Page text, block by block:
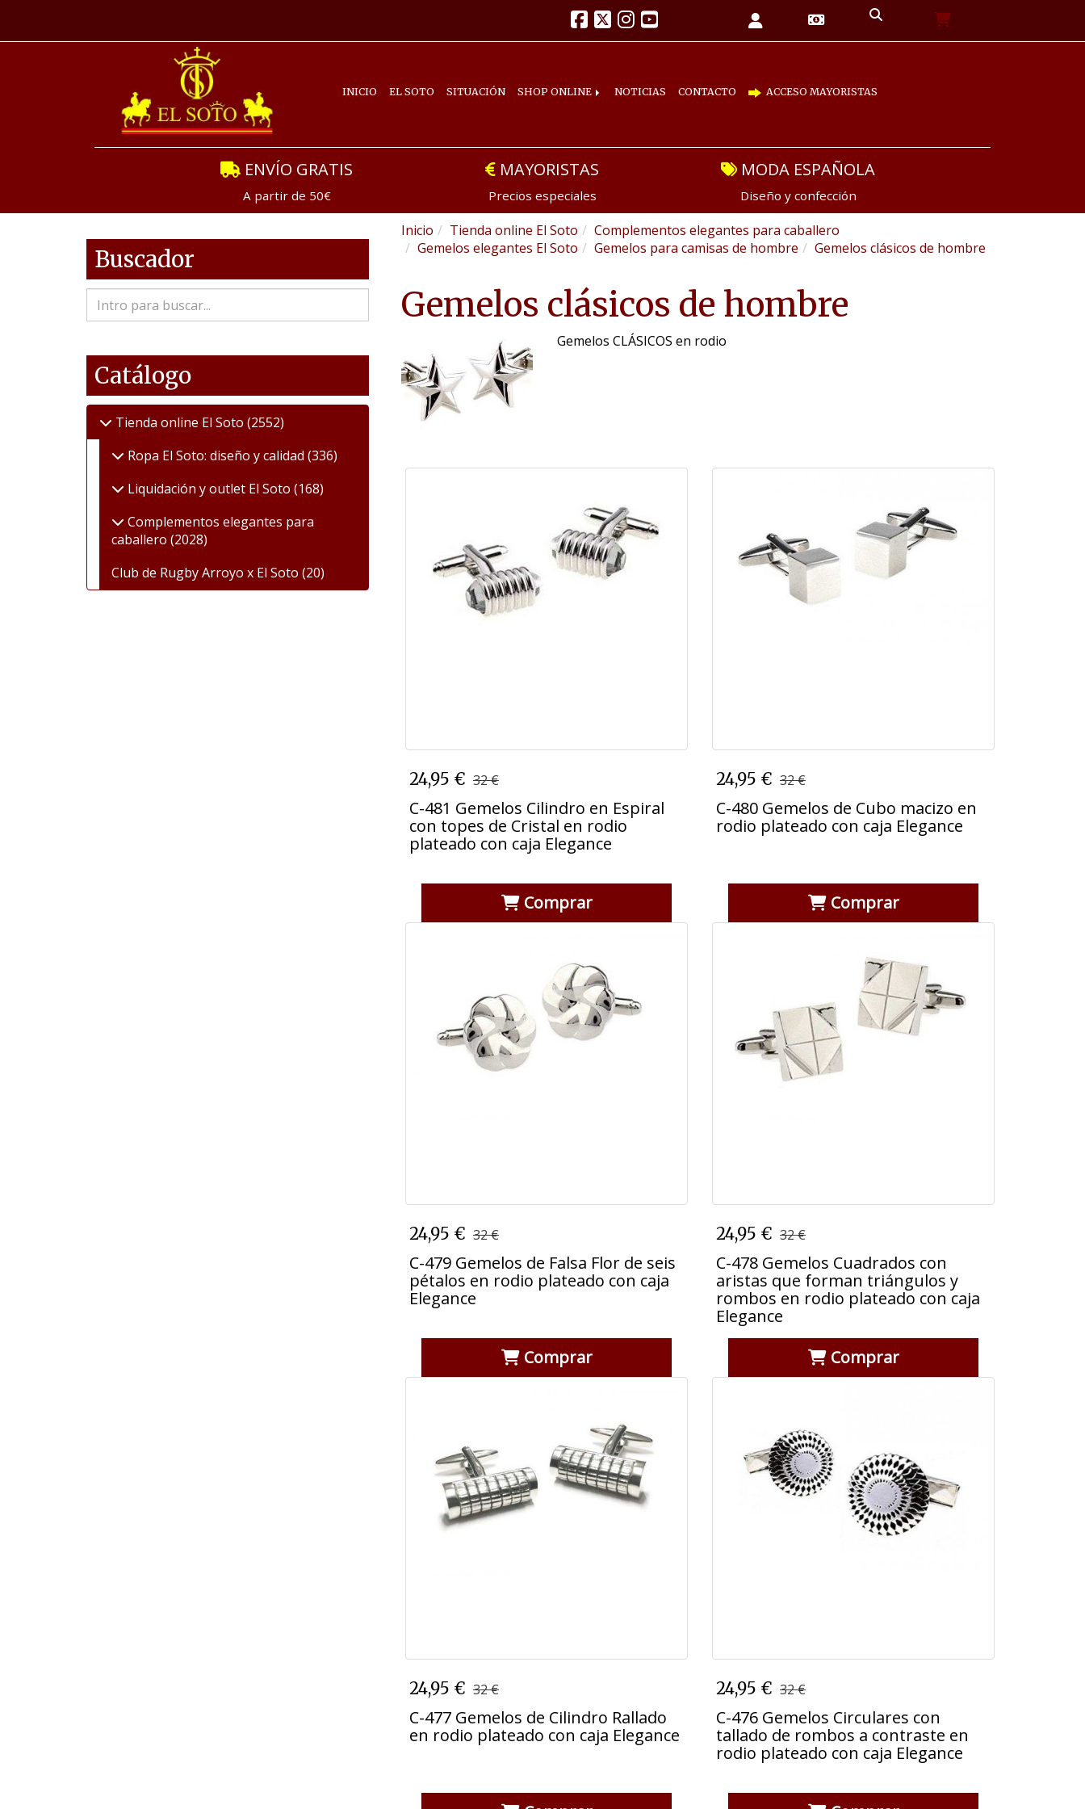
INICIO EL SOTO SITUACIÓN SHOP ONLINE NOTICIAS CONTACTO ACCESO MAYORISTAS
ENVÍO GRATIS
A partir de 50€
MAYORISTAS
Precios especiales
MODA ESPAÑOLA
Diseño y confección
Inicio Tienda online El Soto
Complementos elegantes para caballero
Gemelos elegantes El Soto
Gemelos para camisas de hombre Gemelos clásicos de hombre
Gemelos clásicos de hombre
Gemelos CLÁSICOS en rodio
C-481 Gemelos Cilindro en Espiral
con topes de Cristal en rodio
plateado con caja Elegance
24,95 € 32 €
C-481 Gemelos Cilindro en Espiral
con topes de Cristal en rodio
plateado con caja Elegance
Comprar
C-480 Gemelos de Cubo macizo en
rodio plateado con caja Elegance
24,95 € 32 €
C-480 Gemelos de Cubo macizo en
rodio plateado con caja Elegance
Comprar
C-479 Gemelos de Falsa Flor de seis
pétalos en rodio plateado con caja
Elegance
24,95 € 32 €
C-479 Gemelos de Falsa Flor de seis
pétalos en rodio plateado con caja
Elegance
Comprar
C-478 Gemelos Cuadrados con
aristas que forman triángulos y
rombos en rodio plateado con caja
Elegance
24,95 € 32 €
C-478 Gemelos Cuadrados con
aristas que forman triángulos y
rombos en rodio plateado con caja
Elegance
Comprar
C-477 Gemelos de Cilindro Rallado
en rodio plateado con caja Elegance
24,95 € 32 €
C-477 Gemelos de Cilindro Rallado
en rodio plateado con caja Elegance
C-476 Gemelos Circulares con
tallado de rombos a contraste en
rodio plateado con caja Elegance
24,95 € 32 €
C-476 Gemelos Circulares con
tallado de rombos a contraste en
rodio plateado con caja Elegance
Buscador
Catálogo
Tienda online El Soto (2552)
Ropa El Soto: diseño y calidad (336)
Liquidación y outlet El Soto (168)
Complementos elegantes para
caballero (2028)
Club de Rugby Arroyo x El Soto (20)